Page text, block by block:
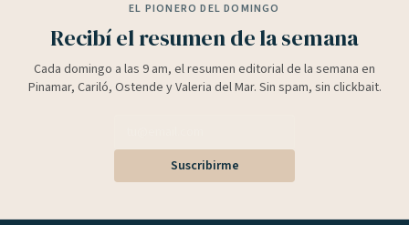
EL PIONERO DEL DOMINGO
Recibí el resumen de la semana
Cada domingo a las 9 am, el resumen editorial de la semana en
Pinamar, Cariló, Ostende y Valeria del Mar. Sin spam, sin clickbait.
Suscribirme